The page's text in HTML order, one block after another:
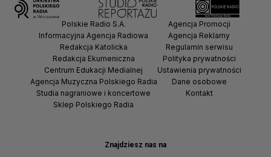
Znajdziesz nas na
Polskie Radio S.A.
Informacyjna Agencja Radiowa
Redakcja Katolicka
Redakcja Ekumeniczna
Centrum Edukacji Medialnej
Agencja Muzyczna Polskiego Radia
Studia nagraniowe i koncertowe
Sklep Polskiego Radia
Agencja Promocji
Agencja Reklamy
Regulamin serwisu
Polityka prywatności
Ustawienia prywatności
Dane osobowe
Kontakt